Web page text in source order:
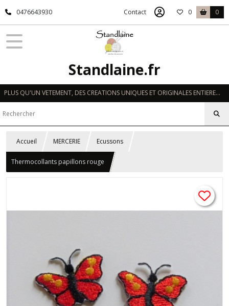
0476643930 Contact 0 0
Standlaine.fr
PLUS QU'UN VETEMENT, DES CREATIONS UNIQUES ET ORIGINALES ENTIEREMENT REALISEES A LA MAIN EN FRANCE
Accueil MERCERIE Ecussons
Thermocollants papillons rouge